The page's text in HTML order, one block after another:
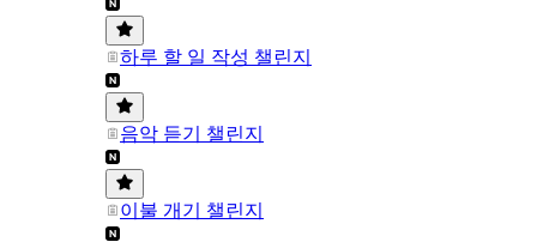
하루 할 일 작성 챌린지
음악 듣기 챌린지
이불 개기 챌린지